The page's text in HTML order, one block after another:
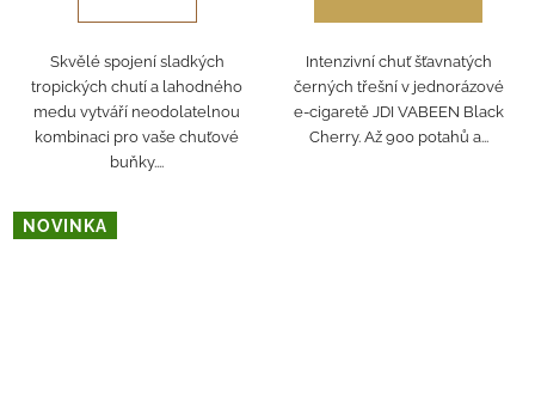
Skvělé spojení sladkých
tropických chutí a lahodného
medu vytváří neodolatelnou
kombinaci pro vaše chuťové
buňky....
Intenzivní chuť šťavnatých
černých třešní v jednorázové
e-cigaretě JDI VABEEN Black
Cherry. Až 900 potahů a...
NOVINKA